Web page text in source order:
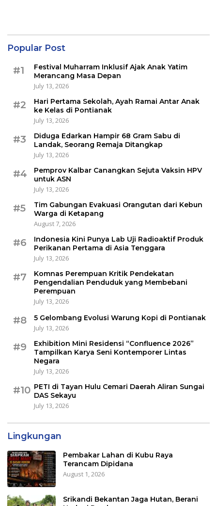
Popular Post
#1
Festival Muharram Inklusif Ajak Anak Yatim
Merancang Masa Depan
July 13, 2026
#2
Hari Pertama Sekolah, Ayah Ramai Antar Anak
ke Kelas di Pontianak
July 13, 2026
#3
Diduga Edarkan Hampir 68 Gram Sabu di
Landak, Seorang Remaja Ditangkap
July 13, 2026
#4
Pemprov Kalbar Canangkan Sejuta Vaksin HPV
untuk ASN
July 13, 2026
#5
Tim Gabungan Evakuasi Orangutan dari Kebun
Warga di Ketapang
August 7, 2026
#6
Indonesia Kini Punya Lab Uji Radioaktif Produk
Perikanan Pertama di Asia Tenggara
July 13, 2026
#7
Komnas Perempuan Kritik Pendekatan
Pengendalian Penduduk yang Membebani
Perempuan
July 13, 2026
#8
5 Gelombang Evolusi Warung Kopi di Pontianak
July 13, 2026
#9
Exhibition Mini Residensi “Confluence 2026”
Tampilkan Karya Seni Kontemporer Lintas
Negara
July 13, 2026
#10 PETI di Tayan Hulu Cemari Daerah Aliran Sungai
DAS Sekayu
July 13, 2026
Lingkungan
Pembakar Lahan di Kubu Raya
Terancam Dipidana
August 1, 2026
Srikandi Bekantan Jaga Hutan, Berani